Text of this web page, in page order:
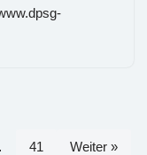
41 Weiter »